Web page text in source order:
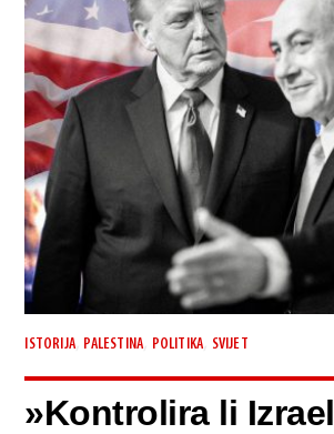
ISTORIJA PALESTINA POLITIKA SVIJET
»Kontrolira li Izrael